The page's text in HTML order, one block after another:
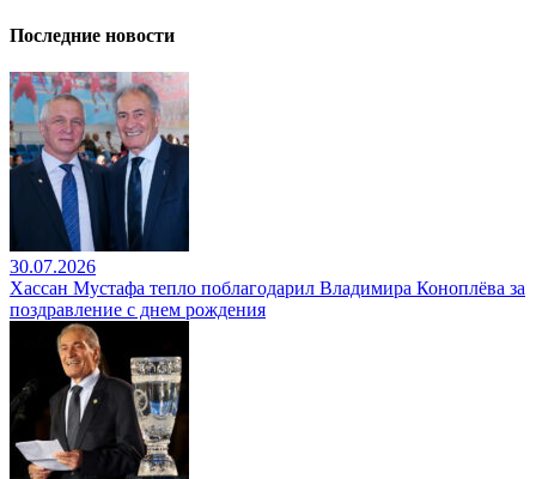
Последние новости
30.07.2026
Хассан Мустафа тепло поблагодарил Владимира Коноплёва за
поздравление с днем рождения